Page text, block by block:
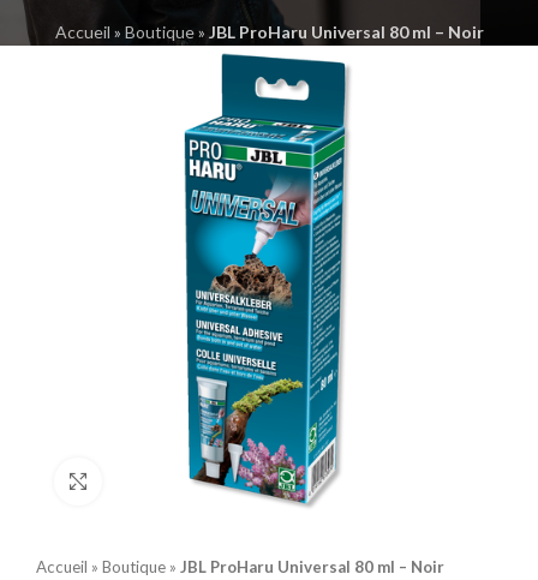
Accueil » Boutique» JBL ProHaru Universal 80 ml – Noir
Click to enlarge
Accueil » Boutique » JBL ProHaru Universal 80 ml – Noir